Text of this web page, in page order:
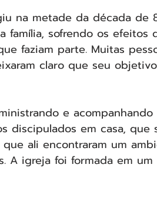
na metade da década de
família, sofrendo os
faziam parte. Muitas
claro que seu
e
discipulados em casa, que
que ali encontraram um
A igreja foi formada em